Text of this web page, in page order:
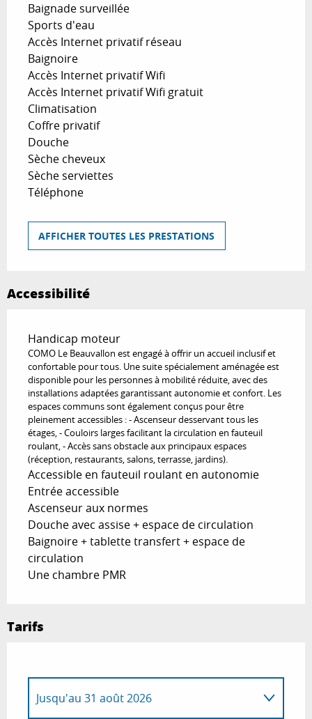
Baignade surveillée
Sports d'eau
Accès Internet privatif réseau
Baignoire
Accès Internet privatif Wifi
Accès Internet privatif Wifi gratuit
Climatisation
Coffre privatif
Douche
Sèche cheveux
Sèche serviettes
Téléphone
AFFICHER TOUTES LES PRESTATIONS
Accessibilité
Handicap moteur
COMO Le Beauvallon est engagé à offrir un accueil inclusif et
confortable pour tous. Une suite spécialement aménagée est
disponible pour les personnes à mobilité réduite, avec des
installations adaptées garantissant autonomie et confort. Les
espaces communs sont également conçus pour être
pleinement accessibles : - Ascenseur desservant tous les
étages, - Couloirs larges facilitant la circulation en fauteuil
roulant, - Accès sans obstacle aux principaux espaces
(réception, restaurants, salons, terrasse, jardins).
Accessible en fauteuil roulant en autonomie
Entrée accessible
Ascenseur aux normes
Douche avec assise + espace de circulation
Baignoire + tablette transfert + espace de
circulation
Une chambre PMR
Tarifs
Jusqu'au 31 août 2026